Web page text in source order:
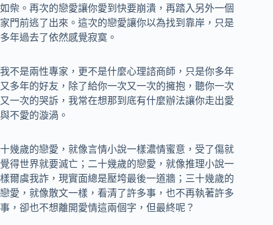
如柴。再次的戀愛讓你愛到快要崩潰，再踏入另外一個
家門前逃了出來。這次的戀愛讓你以為找到靠岸，只是
多年過去了依然感覺寂寞。
我不是兩性專家，更不是什麼心理諮商師，只是你多年
又多年的好友，除了給你一次又一次的擁抱，聽你一次
又一次的哭訴，我常在想那到底有什麼辦法讓你走出愛
與不愛的漩渦。
十幾歲的戀愛，就像言情小說一樣濃情蜜意，受了傷就
覺得世界就要滅亡；二十幾歲的戀愛，就像推理小說一
樣爾虞我詐，現實面總是壓垮最後一道牆；三十幾歲的
戀愛，就像散文一樣，看清了許多事，也不再執著許多
事，卻也不想離開愛情這兩個字，但最終呢？